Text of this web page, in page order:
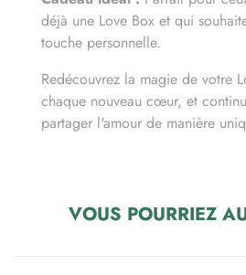
déjà une Love Box et qui
touche personnelle.
Redécouvrez la magie de votre
chaque nouveau cœur, et
partager l'amour de manière
VOUS POURRIEZ